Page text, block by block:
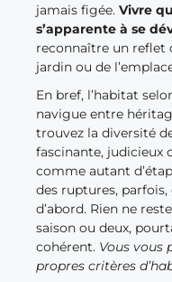
jamais figée. Vivre
s’apparente à se
reconnaître un reflet
jardin ou de
En bref, l’habitat
navigue entre
trouvez la diversité
fascinante, judicieux
comme autant
des ruptures,
d’abord. Rien ne
saison ou deux,
cohérent. Vous vous
propres critères